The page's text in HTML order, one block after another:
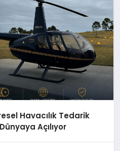
Havacılık Tedarik
Açılıyor